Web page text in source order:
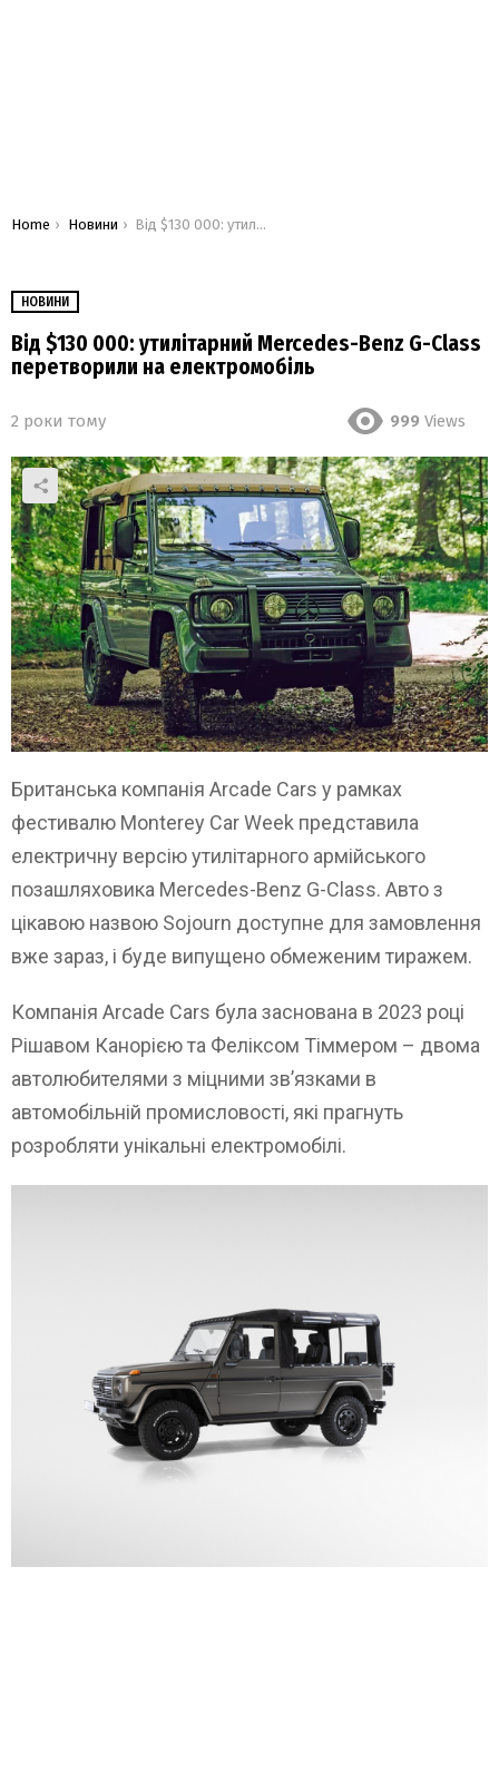
You are here:
Home Новини Від $130 000: утилітарний Mercedes-Benz G-Class перетворили на електромобіль
НОВИНИ
Від $130 000: утилітарний Mercedes-Benz G-Class
перетворили на електромобіль
2 роки тому 999 Views
Британська компанія Arcade Cars у рамках
фестивалю Monterey Car Week представила
електричну версію утилітарного армійського
позашляховика Mercedes-Benz G-Class. Авто з
цікавою назвою Sojourn доступне для замовлення
вже зараз, і буде випущено обмеженим тиражем.
Компанія Arcade Cars була заснована в 2023 році
Рішавом Канорією та Феліксом Тіммером – двома
автолюбителями з міцними зв’язками в
автомобільній промисловості, які прагнуть
розробляти унікальні електромобілі.